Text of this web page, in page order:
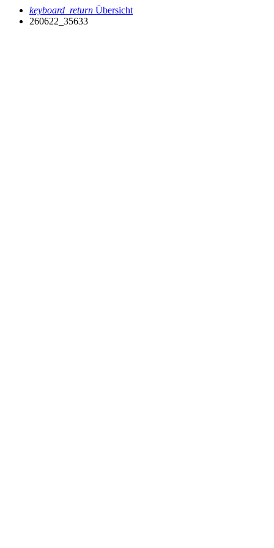
keyboard_return Übersicht
260622_35633